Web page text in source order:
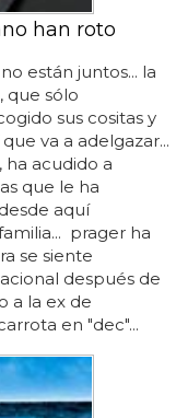
han roto
están juntos... la
que sólo
sus cositas y
va a adelgazar...
ha acudido a
que le ha
aquí
prager ha
se siente
después de
a la ex de
en "dec"...